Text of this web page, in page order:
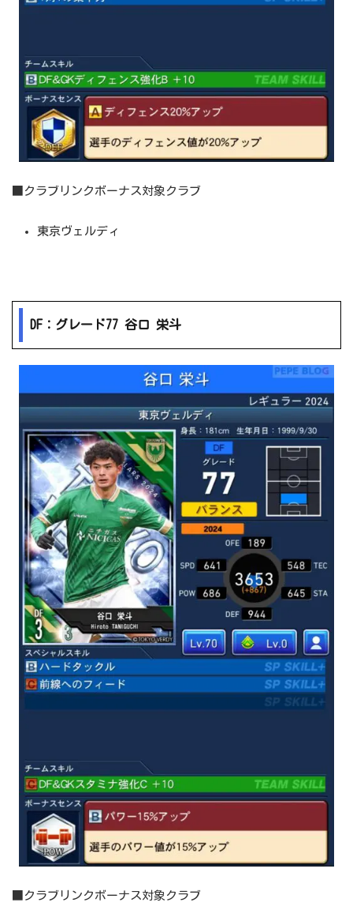
■クラブリンクボーナス対象クラブ
東京ヴェルディ
DF：グレード77 谷口 栄斗
■クラブリンクボーナス対象クラブ